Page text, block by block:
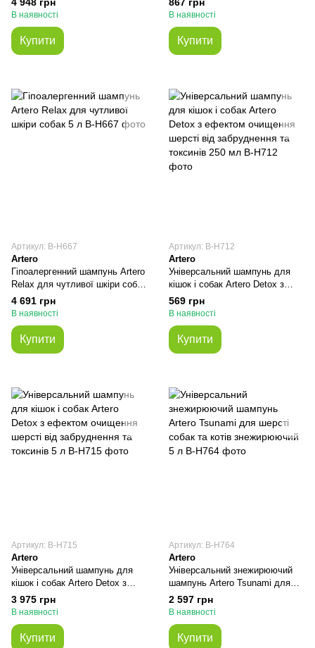
собак 5 л
В наявності
Купити
В наявності
Купити
Артикул: В-H667
Artero
Гіпоалергенний шампунь Artero
Relax для чутливої шкіри собак
5 л
4 691 грн
В наявності
Купити
Артикул: В-H712
Artero
Універсальний шампунь для
кішок і собак Artero Detox з
ефектом очищення шерсті від
забруднення та токсинів 250
569 грн
В наявності
Купити
Артикул: В-H715
Artero
Універсальний шампунь для
кішок і собак Artero Detox з
ефектом очищення шерсті від
забруднення та токсинів 5 л
3 975 грн
В наявності
Купити
Артикул: В-H764
Artero
Універсальний знежирюючий
шампунь Artero Tsunami для
шерсті собак та котів
знежирюючий 5 л
2 597 грн
В наявності
Купити